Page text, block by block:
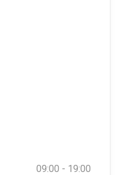
09:00 - 19:00